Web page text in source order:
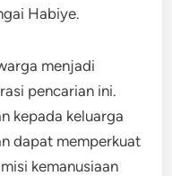
Habiye.
menjadi
pencarian ini.
kepada keluarga
dapat memperkuat
kemanusiaan